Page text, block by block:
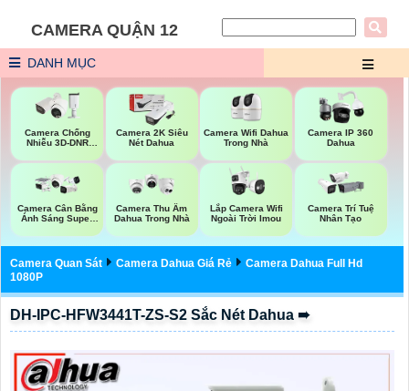
CAMERA QUẬN 12
DANH MỤC
Camera Chống
Nhiễu 3D-DNR
Camera 2K Siêu
Nét Dahua
Camera Wifi Dahua
Trong Nhà
Camera IP 360
Dahua
Camera Cân Bằng
Ánh Sáng Super
Camera Thu Âm
Dahua Trong Nhà
Lắp Camera Wifi
Ngoài Trời Imou
Camera Trí Tuệ
Nhân Tạo
Camera Quan Sát Camera Dahua Giá Rẻ
Camera Dahua Full Hd
1080P
DH-IPC-HFW3441T-ZS-S2 Sắc Nét Dahua ➠